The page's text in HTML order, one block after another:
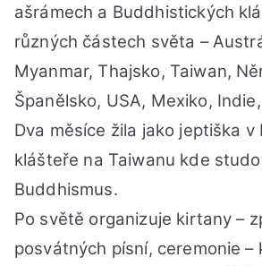
ašrámech a Buddhistických
různých částech světa –
Myanmar, Thajsko, Taiwan,
Španělsko, USA, Mexiko,
Dva měsíce žila jako jeptiška
klášteře na Taiwanu kde
Buddhismus.
Po světě organizuje kirtany –
posvátných písní, ceremonie –